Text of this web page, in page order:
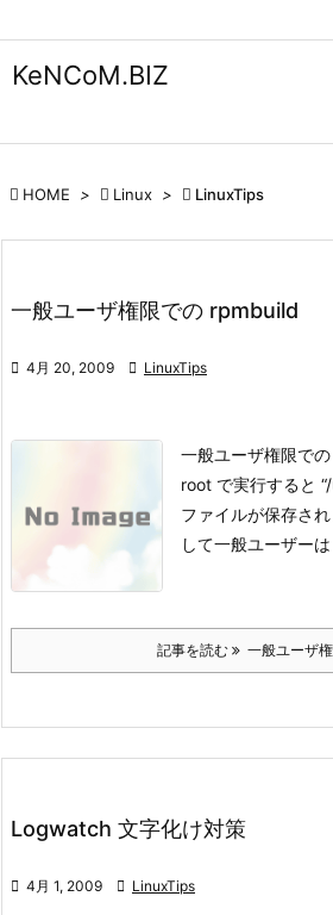
KeNCoM.BIZ
 HOME >  Linux >  LinuxTips
一般ユーザ権限での rpmbuild
 4月 20, 2009  LinuxTips
一般ユーザ権限で
root で実行すると
ファイルが保存され
して一般ユーザー
記事を読む 一般ユーザ
Logwatch 文字化け対策
 4月 1, 2009  LinuxTips